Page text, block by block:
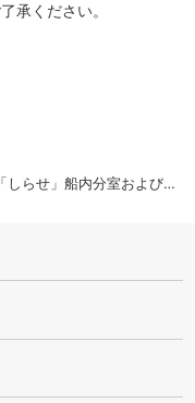
「しらせ」船内分室および…
承ください。